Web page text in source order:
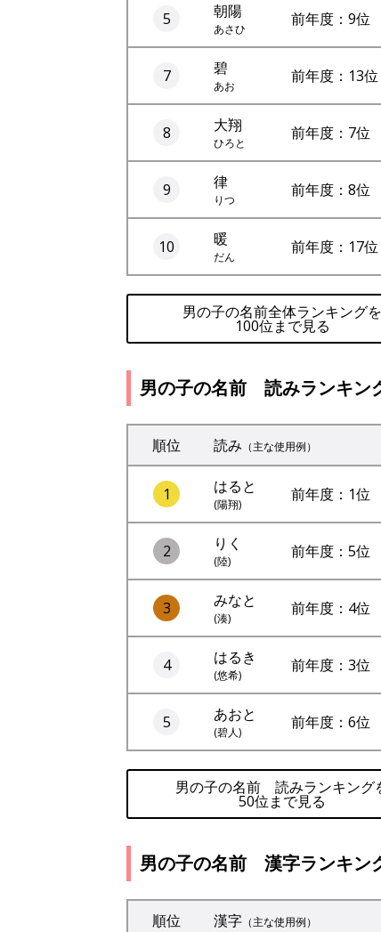
5 朝陽
あさひ
前年度：9位
7 碧
あお
前年度：13位
8 大翔
ひろと
前年度：7位
9 律
りつ
前年度：8位
10 暖
だん
前年度：17位
男の子の名前全体ランキングを
100位まで見る
男の子の名前 読みランキン
順位 読み （主な使用例）
1 はると
(陽翔)
前年度：1位
2 りく
(陸)
前年度：5位
3 みなと
(湊)
前年度：4位
4 はるき
(悠希)
前年度：3位
5 あおと
(碧人)
前年度：6位
男の子の名前 読みランキング
50位まで見る
男の子の名前 漢字ランキン
順位 漢字 （主な使用例）